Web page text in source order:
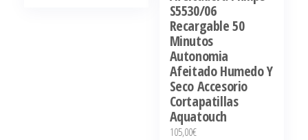
S5530/06
Recargable 50
Minutos
Autonomia
Afeitado Humedo Y
Seco Accesorio
Cortapatillas
Aquatouch
105,00€